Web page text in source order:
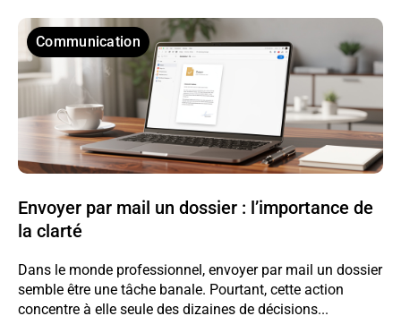
Communication
Envoyer par mail un dossier : l’importance de
la clarté
Dans le monde professionnel, envoyer par mail un dossier
semble être une tâche banale. Pourtant, cette action
concentre à elle seule des dizaines de décisions...